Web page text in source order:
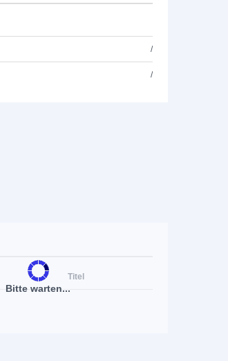
/
/
Bitte warten...
Titel